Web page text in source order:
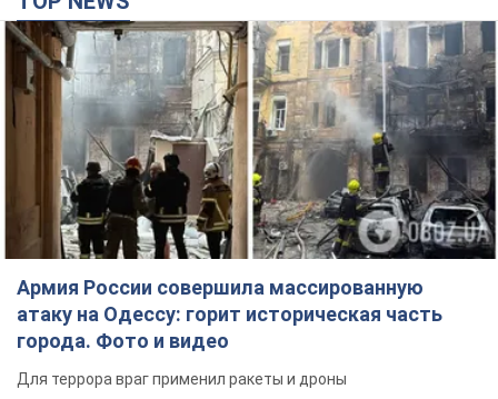
Армия России совершила массированную
атаку на Одессу: горит историческая часть
города. Фото и видео
Для террора враг применил ракеты и дроны
час назад 13,9 т.
Россия сосредоточила у Москвы три кольца
ПВО: Зеленский пообещал "находить
технологии" противодействия
Президент заявил, что даже усовершенствованная система
украинских ударов